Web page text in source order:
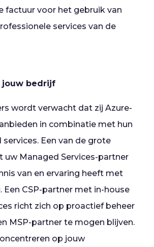
factuur voor het gebruik van
services van de
jouw bedrijf
wordt verwacht dat zij Azure-
in combinatie met hun
Een van de grote
uw Managed Services-partner
van en ervaring heeft met
Een CSP-partner met in-house
richt zich op proactief beheer
MSP-partner te mogen blijven.
op jouw